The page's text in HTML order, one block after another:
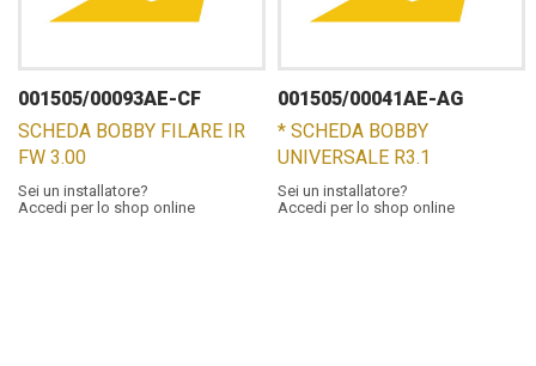
001505/00093AE-CF
SCHEDA BOBBY FILARE IR
FW 3.00
Sei un installatore?
Accedi per lo shop online
001505/00041AE-AG
* SCHEDA BOBBY
UNIVERSALE R3.1
Sei un installatore?
Accedi per lo shop online